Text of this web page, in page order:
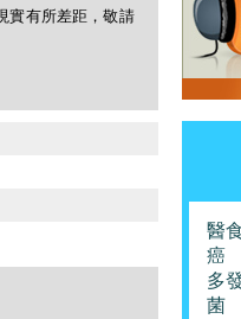
實有所差距，敬請
醫
癌
多
菌